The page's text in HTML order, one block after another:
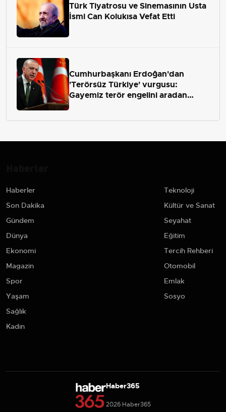
Türk Tiyatrosu ve Sinemasının Usta
İsmi Can Kolukısa Vefat Etti
Cumhurbaşkanı Erdoğan'dan
'Terörsüz Türkiye' vurgusu:
Gayemiz terör engelini aradan
Haberler
Son Dakika
Gündem
Dünya
Ekonomi
Magazin
Spor
Yaşam
Sağlık
Kadın
Teknoloji
Kültür ve Sanat
Seyahat
Eğitim
Tercih Rehberi
Otomobil
Emlak
Sosyo
Haber365
2026 Haber365